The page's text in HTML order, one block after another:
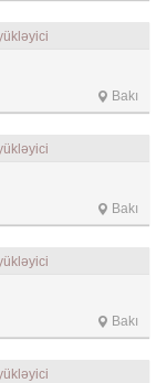
Bakı
Bakı
Bakı